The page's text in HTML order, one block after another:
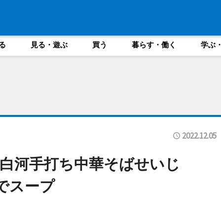
見る・遊ぶ 買う 暮らす・働く 学ぶ
2022.12.05
河手打ち中華そばせいじ
スープ